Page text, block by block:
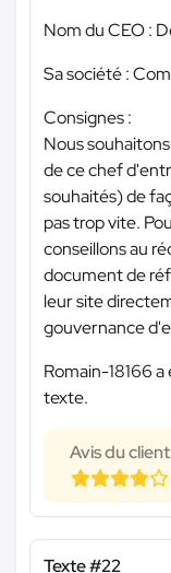
Nom du CEO :
Sa société :
Consignes :
Nous
de ce chef
souhaités) de
pas trop vite.
conseillons au
document de
leur site
gouvernance
Romain-18166
texte.
Avis du client
Texte #22